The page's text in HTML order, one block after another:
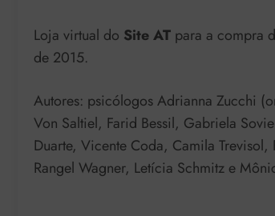
Loja virtual do Site AT para a compra
de 2015.
Autores: psicólogos Adrianna Zucchi
Von Saltiel, Farid Bessil, Gabriela
Duarte, Vicente Coda, Camila
Rangel Wagner, Letícia Schmitz e